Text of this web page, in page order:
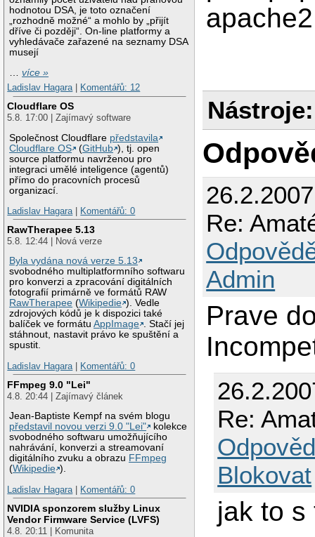
hodnotou DSA, je toto označení
„rozhodně možné“ a mohlo by „přijít
dříve či později“. On-line platformy a
vyhledávače zařazené na seznamy DSA
musejí
…více »
Ladislav Hagara| Komentářů: 12
Cloudflare OS
5.8. 17:00 | Zajímavý software
Společnost Cloudflare představila
Cloudflare OS
(GitHub ), tj. open
source platformu navrženou pro
integraci umělé inteligence (agentů)
přímo do pracovních procesů
organizací.
Ladislav Hagara| Komentářů: 0
RawTherapee 5.13
5.8. 12:44 | Nová verze
Byla vydána nová verze 5.13
svobodného multiplatformního softwaru
pro konverzi a zpracování digitálních
fotografií primárně ve formátů RAW
RawTherapee (Wikipedie ). Vedle
zdrojových kódů je k dispozici také
balíček ve formátuAppImage . Stačí jej
stáhnout, nastavit právo ke spuštění a
spustit.
Ladislav Hagara| Komentářů: 0
FFmpeg 9.0 "Lei"
4.8. 20:44 | Zajímavý článek
Jean-Baptiste Kempf na svém blogu
představil novou verzi 9.0 "Lei"
kolekce
svobodného softwaru umožňujícího
nahrávání, konverzi a streamovaní
digitálního zvuku a obrazu FFmpeg
(Wikipedie ).
Ladislav Hagara| Komentářů: 0
NVIDIA sponzorem služby Linux
Vendor Firmware Service (LVFS)
4.8. 20:11 | Komunita
Nástroje:
Re:
Admin
Prave
Re:
Blokovat
jak to